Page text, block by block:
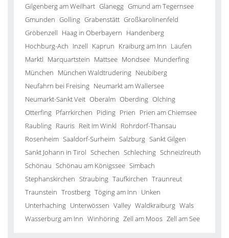
Gilgenberg am Weilhart Glanegg Gmund am Tegernsee
Gmunden Golling Grabenstätt Großkarolinenfeld
Gröbenzell Haag in Oberbayern Handenberg
Hochburg-Ach Inzell Kaprun Kraiburg am Inn Laufen
Marktl Marquartstein Mattsee Mondsee Munderfing
München München Waldtrudering Neubiberg
Neufahrn bei Freising Neumarkt am Wallersee
Neumarkt-Sankt Veit Oberalm Oberding Olching
Otterfing Pfarrkirchen Piding Prien Prien am Chiemsee
Raubling Rauris Reit im Winkl Rohrdorf-Thansau
Rosenheim Saaldorf-Surheim Salzburg Sankt Gilgen
Sankt Johann in Tirol Schechen Schleching Schneizlreuth
Schönau Schönau am Königssee Simbach
Stephanskirchen Straubing Taufkirchen Traunreut
Traunstein Trostberg Töging am Inn Unken
Unterhaching Unterwössen Valley Waldkraiburg Wals
Wasserburg am Inn Winhöring Zell am Moos Zell am See